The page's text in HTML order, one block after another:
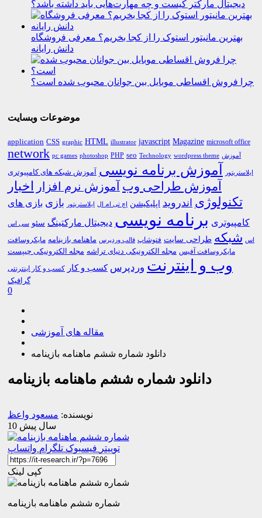
دیجیتال مارکتر کیست و چه مهارت‌هایی باید داشته باشد؟
بهترین مانیتور استوک را از کجا بخریم؟ معرفی فروشگاه
دانش رایانه
چرا فروش اقساطی موبایل بین جوانان محبوب شده است؟
موضوعات وبسایت
application CSS graphic HTML illustrator javascript Magazine microsoft office
network pc games photoshop PHP seo Technology wordpress theme آموزش
ایلاستریتور آموزش برنامه نویسی آموزش شبکه های کامپیوتری
آموزش طراحی وب آموزش نرم افزار اخبار
تکنولوژی اندروید اپلیکیشن اچ تی ام ال ایلاستریتور بازی بازی های
کامپیوتری برنامه نویسی دیجیتال مارکتینگ سئو سی اس
اس شبکه طراحی سایت فتوشاپ قالب وردپرس ماهنامه بازینامه مایکروسافت
مایکروسافت آفیس مجله الکترونیکی دنیای تراشه مجله الکترونیکی چیپست
وب و اینترنت وردپرس کسب و کار کسب و کار اینترنتی
گرافیک
0
مقاله های آموزشی
دانلود شماره ششم ماهنامه بازینامه
دانلود شماره ششم ماهنامه بازینامه
نویسنده: مسعود واعظ
10 سال پیش
توییتر فیسبوک تلگرام واتساپ
کپی لینک
شماره ششم ماهنامه بازینامه